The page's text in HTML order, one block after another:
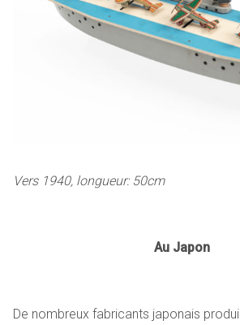
Vers 1940, longueur: 50cm
Au Japon
De nombreux fabricants japonais